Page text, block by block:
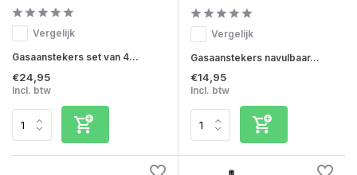
Vergelijk
Gasaanstekers set van 4...
€24,95
Incl. btw
Vergelijk
Gasaanstekers navulbaar...
€14,95
Incl. btw